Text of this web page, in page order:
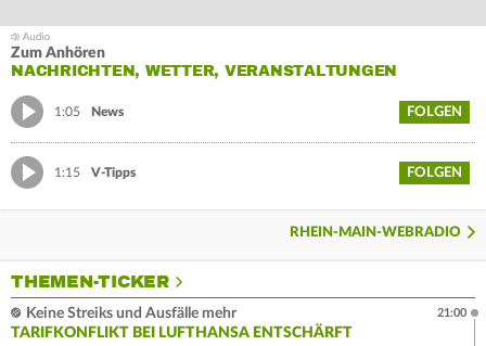
Zum Anhören
NACHRICHTEN, WETTER, VERANSTALTUNGEN
1:05 News FOLGEN
1:15 V-Tipps FOLGEN
RHEIN-MAIN-WEBRADIO
THEMEN-TICKER
Keine Streiks und Ausfälle mehr
TARIFKONFLIKT BEI LUFTHANSA ENTSCHÄRFT
21:00